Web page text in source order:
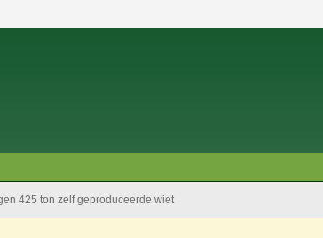
425 ton zelf geproduceerde wiet